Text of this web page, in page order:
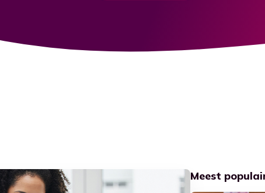
Ga naar Kennisbank
Meest